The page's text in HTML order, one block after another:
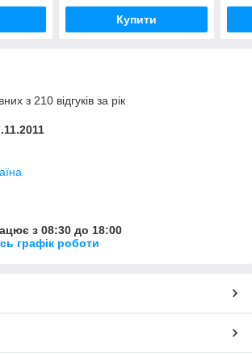
Купити
з 210 відгуків за рік
з 08:30 до 18:00
графік роботи